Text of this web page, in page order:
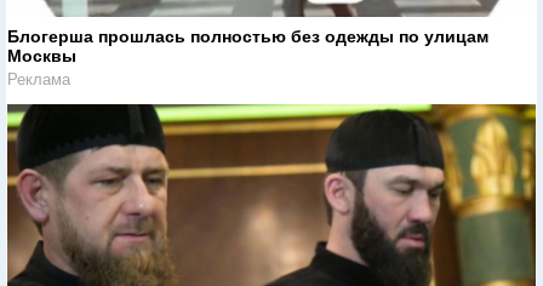
Блогерша прошлась полностью без одежды по улицам
Москвы
Реклама